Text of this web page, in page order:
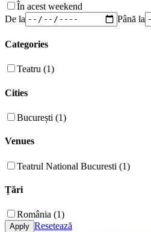
În acest weekend
De la
Până la
Categories
Teatru (1)
Cities
București (1)
Venues
Teatrul National Bucuresti (1)
Țări
România (1)
Resetează